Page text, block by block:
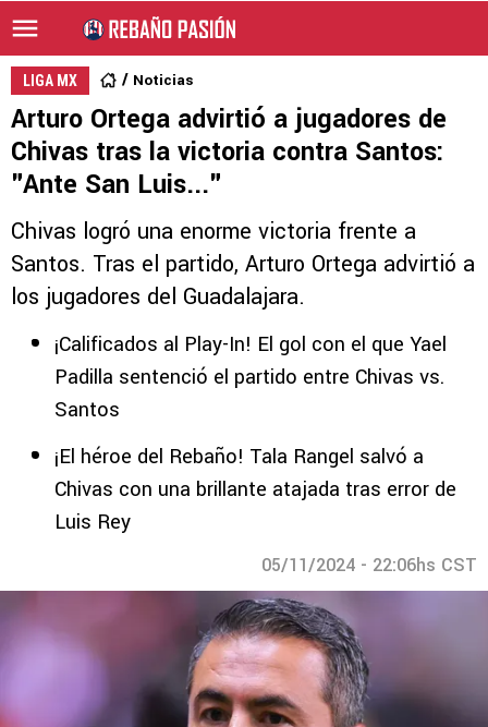
LIGA MX Noticias
Arturo Ortega advirtió a jugadores de
Chivas tras la victoria contra Santos:
"Ante San Luis..."
Chivas logró una enorme victoria frente a
Santos. Tras el partido, Arturo Ortega advirtió a
los jugadores del Guadalajara.
¡Calificados al Play-In! El gol con el que Yael
Padilla sentenció el partido entre Chivas vs.
Santos
¡El héroe del Rebaño! Tala Rangel salvó a
Chivas con una brillante atajada tras error de
Luis Rey
05/11/2024 - 22:06hs CST